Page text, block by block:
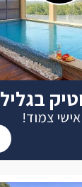
בגליל
צמוד!